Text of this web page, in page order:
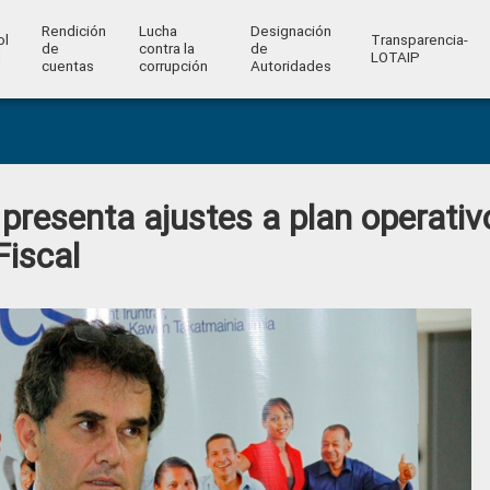
Rendición
de
cuentas
Lucha
contra la
corrupción
Designación
de
Autoridades
Transparencia-
LOTAIP
ajustes a plan